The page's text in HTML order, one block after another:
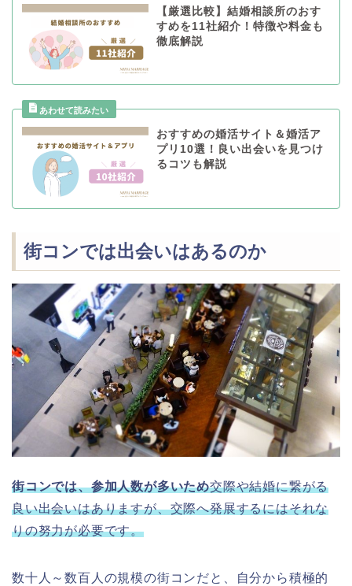
【厳選比較】結婚相談所のおす
すめを11社紹介！特徴や料金も
徹底解説
おすすめの婚活サイト＆婚活ア
プリ10選！良い出会いを見つけ
るコツも解説
街コンでは出会いはあるのか
街コンでは、参加人数が多いため交際や結婚に繋がる
良い出会いはありますが、交際へ発展するにはそれな
りの努力が必要です。
数十人～数百人の規模の街コンだと、自分から積極的